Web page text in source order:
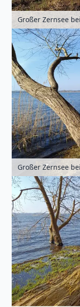
Großer Zernsee
Großer Zernsee